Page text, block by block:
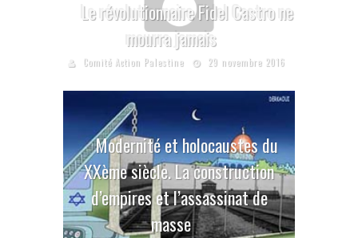
Le révolutionnaire Fidel Castro ne
mourra jamais
Comité Action Palestine 29 novembre 2016
Modernité et holocaustes du
XXème siècle. La construction
d’empires et l’assassinat de
masse